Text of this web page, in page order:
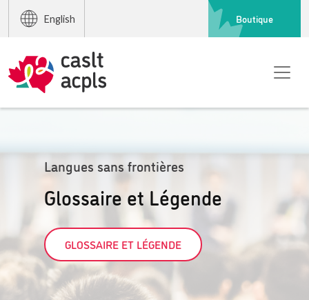
English Boutique
Langues sans frontières
Glossaire et Légende
GLOSSAIRE ET LÉGENDE